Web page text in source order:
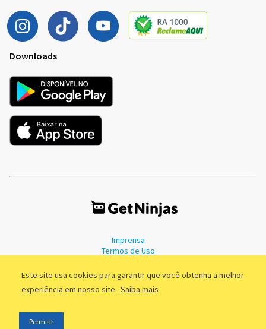
Este site usa cookies para garantir que você obtenha a melhor
experiência em nosso site. Saiba mais
Permitir
Downloads
Imprensa
Termos de Uso
©2011 - 2026, GetNinjas LTDA. CNPJ 55.744.877/0001-89 - Rua Dr.
Fernandes Coelho, 85 - 3º andar - São Paulo/SP - Brasil